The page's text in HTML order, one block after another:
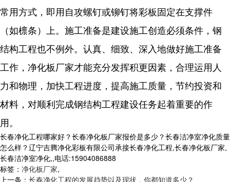
常用方式，即用自攻螺钉或铆钉将彩板固定在支撑件
（如檩条）上。施工准备是建设施工创造必须条件，钢
结构工程也不例外。认真、细致、深入地做好施工准备
工作，净化板厂家才能充分发挥积更因素，合理运用人
力和物理，加快工程进度，提高施工质量，节约投资和
材料，对顺利完成钢结构工程建设任务起着重要的作
用。
长春净化工程哪家好？长春净化板厂家报价是多少？长春洁净室净化质量
怎么样？辽宁吉腾净化彩板有限公司承接长春净化工程,长春净化板厂家,
长春洁净室净化,,电话:15904086888
标签： 净化板厂家,
上一条： 长春净化工程的发展趋势以及现状，你都知道多少？